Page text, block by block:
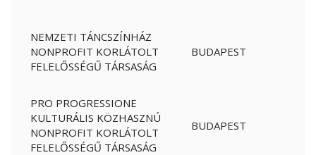
NEMZETI TÁNCSZÍNHÁZ
NONPROFIT KORLÁTOLT
FELELŐSSÉGŰ TÁRSASÁG
BUDAPEST
PRO PROGRESSIONE
KULTURÁLIS KÖZHASZNÚ
NONPROFIT KORLÁTOLT
FELELŐSSÉGŰ TÁRSASÁG
BUDAPEST